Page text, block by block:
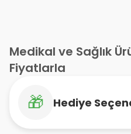
Medikal ve Sağlık
Fiyatlarla
🎁 Hediye